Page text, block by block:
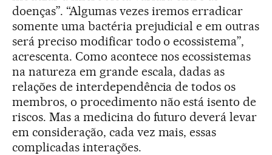
doenças”. “Algumas vezes iremos erradicar
somente uma bactéria prejudicial e em outras
será preciso modificar todo o ecossistema”,
acrescenta. Como acontece nos ecossistemas
na natureza em grande escala, dadas as
relações de interdependência de todos os
membros, o procedimento não está isento de
riscos. Mas a medicina do futuro deverá levar
em consideração, cada vez mais, essas
complicadas interações.